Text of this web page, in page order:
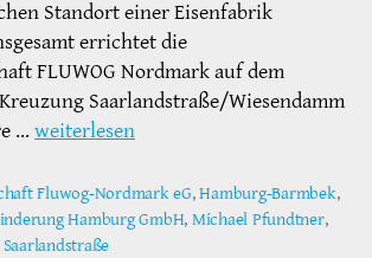
Standort einer Eisenfabrik
errichtet die
FLUWOG Nordmark auf dem
Saarlandstraße/Wiesendamm
… weiterlesen
Fluwog-Nordmark eG,Hamburg-Barmbek,
Hamburg GmbH, Michael Pfundtner,